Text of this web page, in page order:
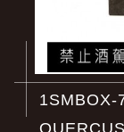
1SMBOX-